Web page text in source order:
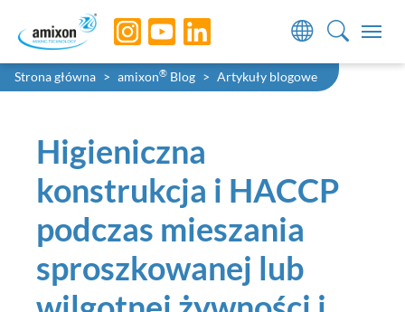
Skip to main navigation
Skip to main content
Skip to page footer
You are here:
Strona główna amixon® Blog Artykuły blogowe
Higieniczna
konstrukcja i HACCP
podczas mieszania
sproszkowanej lub